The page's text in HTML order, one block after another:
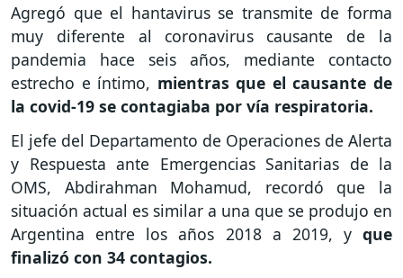
Agregó que el hantavirus se transmite de forma
muy diferente al coronavirus causante de la
pandemia hace seis años, mediante contacto
estrecho e íntimo, mientras que el causante de
la covid-19 se contagiaba por vía respiratoria.
El jefe del Departamento de Operaciones de Alerta
y Respuesta ante Emergencias Sanitarias de la
OMS, Abdirahman Mohamud, recordó que la
situación actual es similar a una que se produjo en
Argentina entre los años 2018 a 2019, y que
finalizó con 34 contagios.